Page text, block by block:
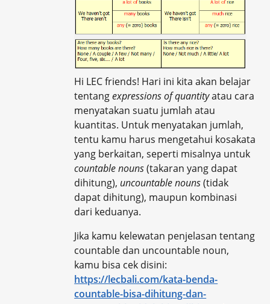
Hi LEC friends! Hari ini kita akan belajar
tentangexpressions of quantityatau cara
menyatakan suatu jumlah atau
kuantitas. Untuk menyatakan jumlah,
tentu kamu harus mengetahui kosakata
yang berkaitan, seperti misalnya untuk
countable nouns(takaran yang dapat
dihitung), uncountable nouns(tidak
dapat dihitung), maupun kombinasi
dari keduanya.
Jika kamu kelewatan penjelasan tentang
countable dan uncountable noun,
kamu bisa cek disini:
https://lecbali.com/kata-benda-
countable-bisa-dihitung-dan-